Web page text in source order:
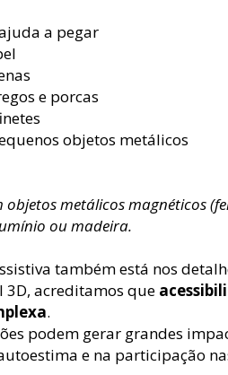
a pegar
e porcas
objetos metálicos
objetos metálicos magnéticos
ou madeira.
também está nos
3D, acreditamos que
.
podem gerar grandes
e na participação